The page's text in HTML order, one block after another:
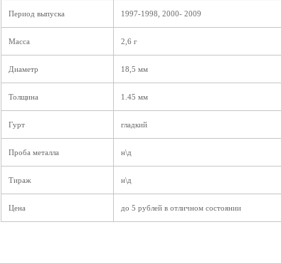
Период выпуска 1997-1998, 2000- 2009
Масса 2,6 г
Диаметр 18,5 мм
Толщина 1.45 мм
Гурт гладкий
Проба металла н\д
Тираж н\д
Цена до 5 рублей в отличном состоянии